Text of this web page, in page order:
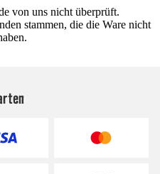
von uns nicht überprüft.
stammen, die die Ware nicht